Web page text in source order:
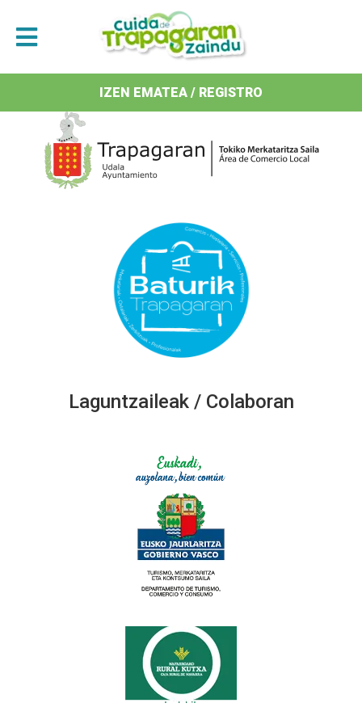
Antolatzaileak / Organizan
Laguntzaileak / Colaboran
IZEN EMATEA / REGISTRO